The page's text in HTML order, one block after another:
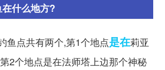
什么地方?
鱼点共有两个,第1个地点是在莉亚
2个地点是在法师塔上边那个神秘